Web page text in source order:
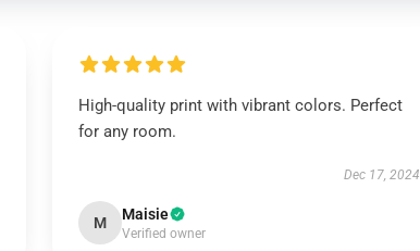
High-quality print with vibrant colors. Perfect
for any room.
Dec 17, 2024
M Maisie
Verified owner